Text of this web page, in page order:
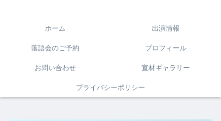
ホーム 出演情報
落語会のご予約 プロフィール
お問い合わせ 宣材ギャラリー
プライバシーポリシー